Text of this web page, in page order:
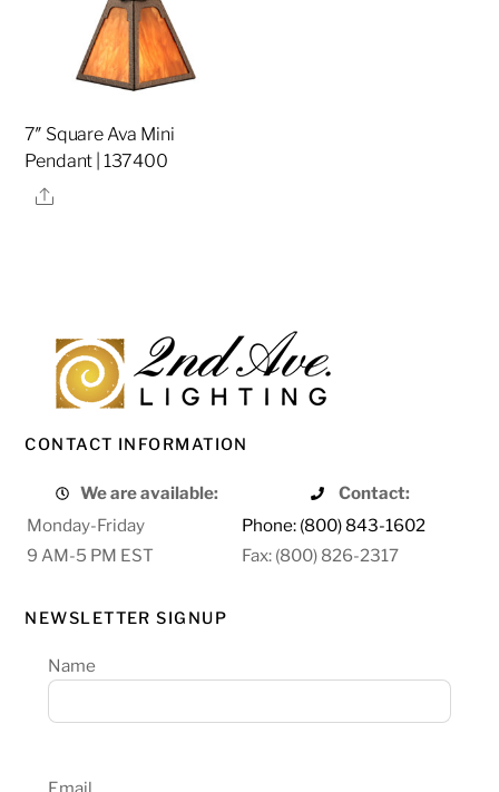
7″ Square Ava Mini
Pendant | 137400
Share
CONTACT INFORMATION
We are available:
Contact:
Monday-Friday
Phone: (800) 843-1602
9 AM-5 PM EST
Fax: (800) 826-2317
NEWSLETTER SIGNUP
Name